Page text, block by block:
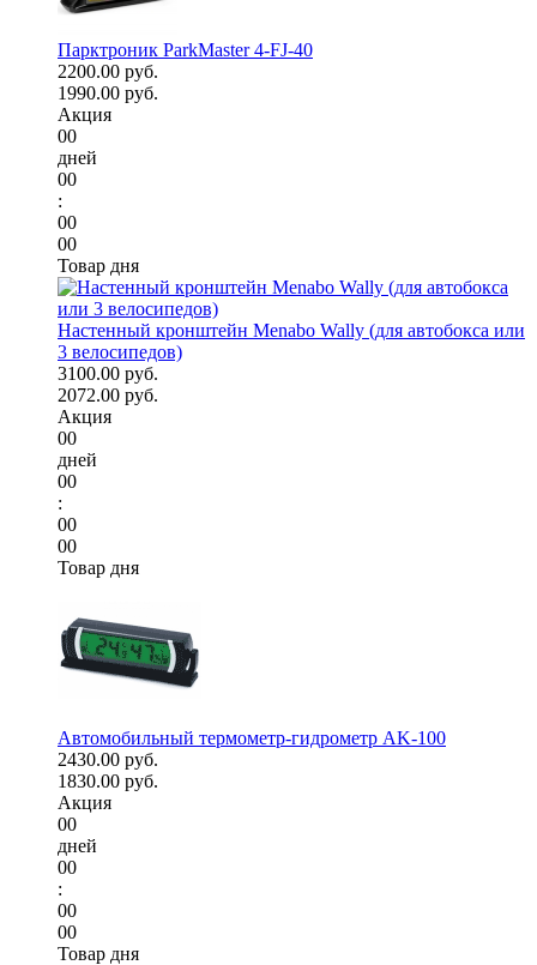
Парктроник ParkMaster 4-FJ-40
2200.00 руб.
1990.00 руб.
Акция
00
дней
00
:
00
00
Товар дня
Настенный кронштейн Menabo Wally (для автобокса или
3 велосипедов)
3100.00 руб.
2072.00 руб.
Акция
00
дней
00
:
00
00
Товар дня
Автомобильный термометр-гидрометр AK-100
2430.00 руб.
1830.00 руб.
Акция
00
дней
00
:
00
00
Товар дня